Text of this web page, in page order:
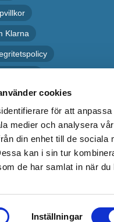
cookies
för att
medier och analysera
din enhet till de
kan i sin tur
de har samlat in när
Inställningar
Klarna